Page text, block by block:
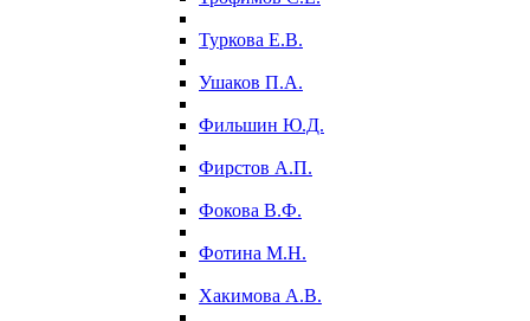
Туркова Е.В.
Ушаков П.А.
Фильшин Ю.Д.
Фирстов А.П.
Фокова В.Ф.
Фотина М.Н.
Хакимова А.В.